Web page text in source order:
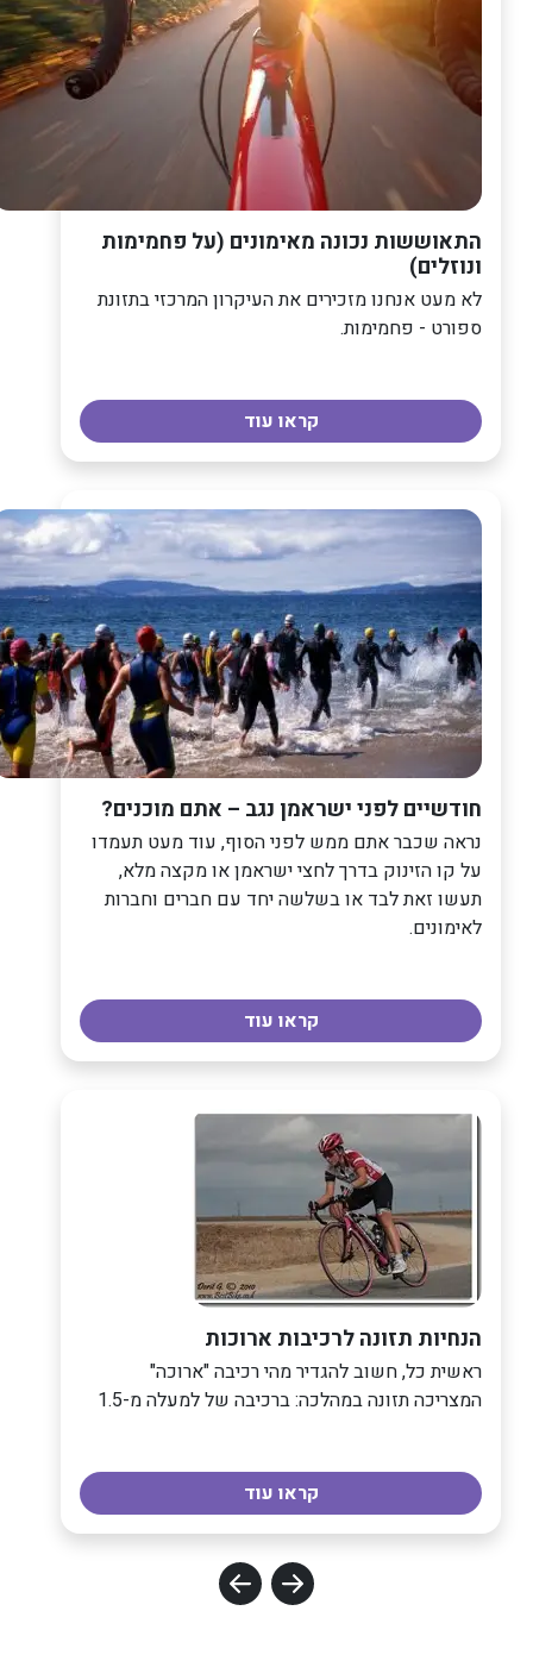
התאוששות נכונה מאימונים (על פחמימות
ונוזלים)
לא מעט אנחנו מזכירים את העיקרון המרכזי בתזונת
ספורט - פחמימות.
קראו עוד
חודשיים לפני ישראמן נגב – אתם מוכנים?
נראה שכבר אתם ממש לפני הסוף, עוד מעט תעמדו
על קו הזינוק בדרך לחצי ישראמן או מקצה מלא,
תעשו זאת לבד או בשלשה יחד עם חברים וחברות
לאימונים.
קראו עוד
הנחיות תזונה לרכיבות ארוכות
ראשית כל, חשוב להגדיר מהי רכיבה "ארוכה"
המצריכה תזונה במהלכה: ברכיבה של למעלה מ-1.5
קראו עוד